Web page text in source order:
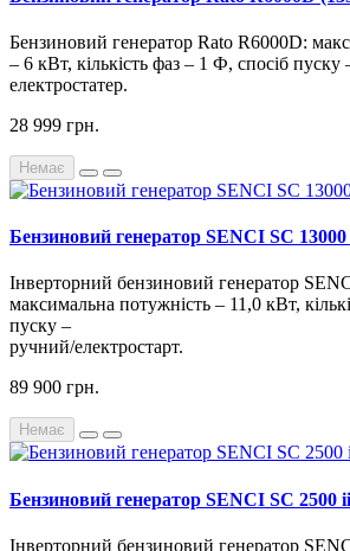
Бензиновий генератор Rato R6000D:
– 6 кВт, кількість фаз – 1 Ф, спосіб
електростатер.
28 999 грн.
Немає
Бензиновий генератор SENCI SC
Інверторний бензиновий генератор
максимальна потужність – 11,0 кВт,
пуску –
ручний/електростарт.
89 900 грн.
Немає
Бензиновий генератор SENCI SC 2500 ii
Інверторний бензиновий генератор